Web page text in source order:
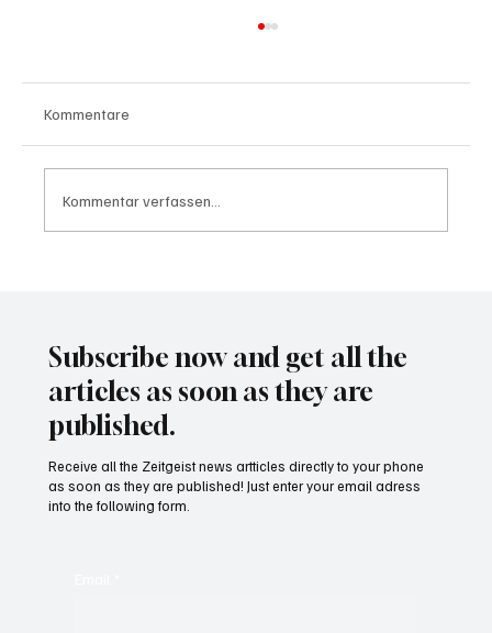
Kommentare
Kommentar verfassen...
Subscribe now and get all the
articles as soon as they are
published.
Receive all the Zeitgeist news artticles directly to your phone
as soon as they are published! Just enter your email adress
into the following form.